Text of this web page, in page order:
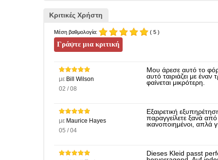
Κριτικές Χρήστη
Μέση βαθμολογία: ( 5 )
με Bill Wilson
02 / 08
Μου άρεσε αυτό το
αυτό ταιριάζει με
φαίνεται μικρότερη.
με Maurice Hayes
05 / 04
Εξαιρετική
παραγγείλετε ξανά
ικανοποιημένοι, απλά
Dieses Kleid passt